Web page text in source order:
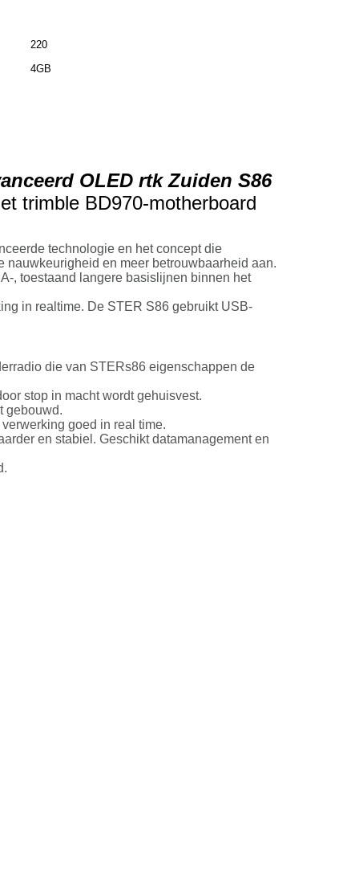
220
4GB
OLED rtk Zuiden S86
trimble BD970-motherboard
technologie en het concept die
en meer betrouwbaarheid aan.
, toestaand langere basislijnen binnen het
in realtime. De STER S86 gebruikt USB-
die van STERs86 eigenschappen de
stop in macht wordt gehuisvest.
gebouwd.
goed in real time.
en stabiel. Geschikt datamanagement en